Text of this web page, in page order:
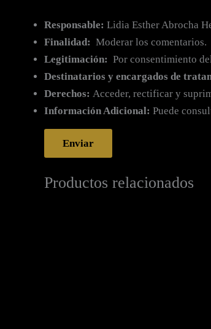
Responsable: Lidia Esther Abrocha
Finalidad: Moderar los comentarios.
Legitimación: Por consentimiento
Destinatarios y encargados de
Derechos: Acceder, rectificar y
Información Adicional: Puede
Productos relacionados